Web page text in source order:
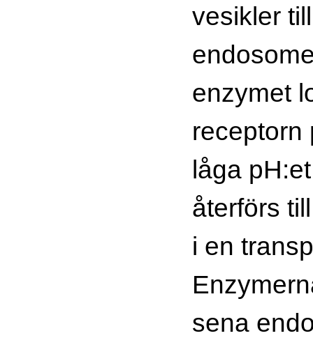
vesikler
enzymet
receptorn
låga
återförs
i en
sena